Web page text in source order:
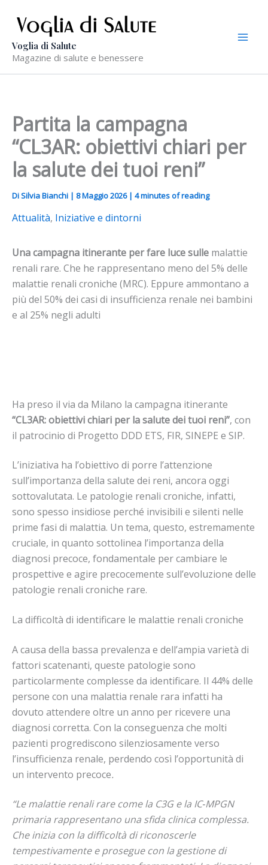
contenuto
Voglia di Salute
Magazine di salute e benessere
Partita la campagna
“CL3AR: obiettivi chiari per
la salute dei tuoi reni”
DiSilvia Bianchi | 8 Maggio 2026 | 4 minutes of reading
Attualità, Iniziative e dintorni
Una campagna itinerante per fare luce sulle malattie
renali rare. Che he rappresentano meno del 5% delle
malattie renali croniche (MRC). Eppure ammontano a
più del 50% dei casi di insufficienza renale nei bambini
e al 25% negli adulti
Ha preso il via da Milano la campagna itinerante
“CL3AR: obiettivi chiari per la salute dei tuoi reni”, con
il patrocinio di Progetto DDD ETS, FIR, SINEPE e SIP.
L’iniziativa ha l’obiettivo di porre l’attenzione
sull’importanza della salute dei reni, ancora oggi
sottovalutata. Le patologie renali croniche, infatti,
sono spesso insidiose perché invisibili e silenti nelle
prime fasi di malattia. Un tema, questo, estremamente
cruciale, in quanto sottolinea l’importanza della
diagnosi precoce, fondamentale per cambiare le
prospettive e agire precocemente sull’evoluzione delle
patologie renali croniche rare.
La difficoltà di identificare le malattie renali croniche
A causa della bassa prevalenza e dell’ampia varietà di
fattori scatenanti, queste patologie sono
particolarmente complesse da identificare. Il 44% delle
persone con una malattia renale rara infatti ha
dovuto attendere oltre un anno per ricevere una
diagnosi corretta. Con la conseguenza che molti
pazienti progrediscono silenziosamente verso
l’insufficienza renale, perdendo così l’opportunità di
un intervento precoce.
“Le malattie renali rare come la C3G e la IC‑MPGN
primaria rappresentano una sfida clinica complessa.
Che inizia con la difficoltà di riconoscerle
tempestivamente e prosegue con la gestione di